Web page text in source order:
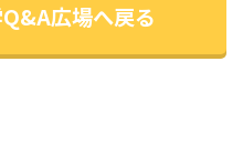
広場へ戻る